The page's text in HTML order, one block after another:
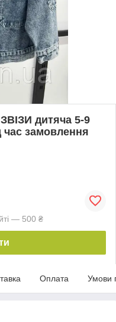
дитяча 5-9
час замовлення
— 500 ₴
Оплата Умови